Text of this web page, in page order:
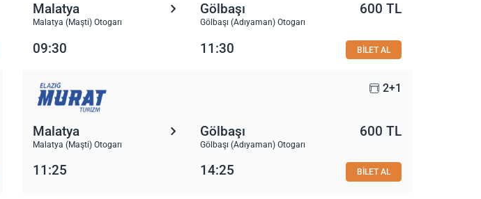
Malatya
Malatya (Maşti) Otogarı
Gölbaşı
Gölbaşı (Adıyaman) Otogarı
600 TL
09:30 11:30 BİLET AL
2+1
Malatya
Malatya (Maşti) Otogarı
Gölbaşı
Gölbaşı (Adıyaman) Otogarı
600 TL
11:25 14:25 BİLET AL